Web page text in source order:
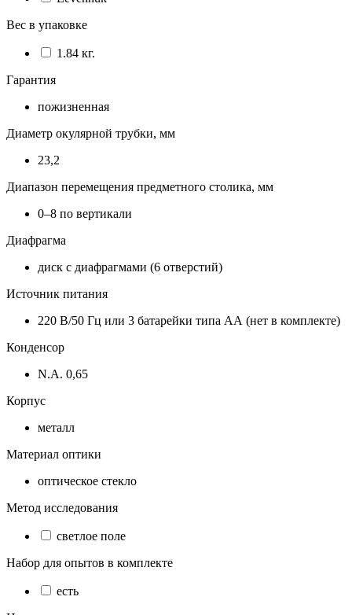
Вес в упаковке
1.84 кг.
Гарантия
пожизненная
Диаметр окулярной трубки, мм
23,2
Диапазон перемещения предметного столика, мм
0–8 по вертикали
Диафрагма
диск с диафрагмами (6 отверстий)
Источник питания
220 В/50 Гц или 3 батарейки типа АА (нет в комплекте)
Конденсор
N.A. 0,65
Корпус
металл
Материал оптики
оптическое стекло
Метод исследования
светлое поле
Набор для опытов в комплекте
есть